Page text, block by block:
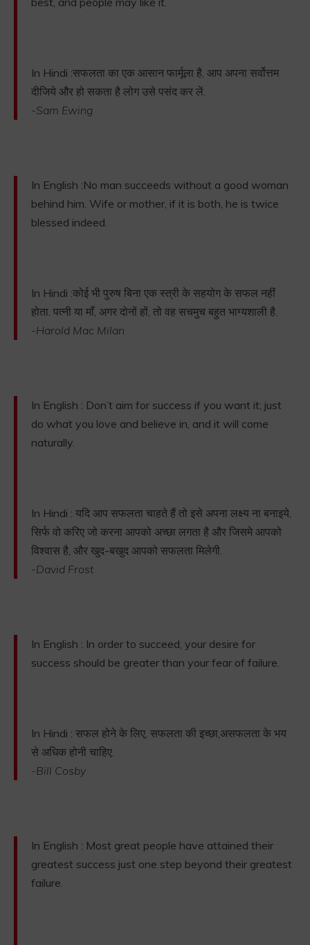
In Hindi :सफलता का एक आसान फार्मूला है, आप अपना सर्वोत्तम
दीजिये और हो सकता है लोग उसे पसंद कर लें.
-Sam Ewing
In English :No man succeeds without a good woman
behind him. Wife or mother, if it is both, he is twice
blessed indeed.
In Hindi :कोई भी पुरुष बिना एक स्त्री के सहयोग के सफल नहीं
होता. पत्नी या माँ, अगर दोनों हों, तो वह सचमुच बहुत भाग्यशाली है.
-Harold Mac Milan
In English : Don’t aim for success if you want it; just
do what you love and believe in, and it will come
naturally.
In Hindi : यदि आप सफलता चाहते हैं तो इसे अपना लक्ष्य ना बनाइये,
सिर्फ वो करिए जो करना आपको अच्छा लगता है और जिसमे आपको
विश्वास है, और खुद-बखुद आपको सफलता मिलेगी.
-David Frost
In English : In order to succeed, your desire for
success should be greater than your fear of failure.
In Hindi : सफल होने के लिए, सफलता की इच्छा,असफलता के भय
से अधिक होनी चाहिए.
-Bill Cosby
In English : Most great people have attained their
greatest success just one step beyond their greatest
failure.